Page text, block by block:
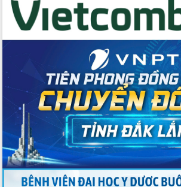
Huy giữ chức Bí thư Đảng ủy Ủy Ban
Nhân dân tỉnh
Bệnh án điện tử thúc đẩy chuyển đổi
Chuyển đổi số thư viện: Mở rộng
không gian tri thức trong thời đại số
Đánh giá, rút kinh nghiệm công tác tổ
chức diễn tập trước ngày bầu cử
Chương trình “Gặp gỡ hữu nghị –
Friendship Meeting New Year 2026”
Bầu cử Quốc hội và HĐND: Cử tri Đắk
Lắk gửi gắm niềm tin, kỳ vọng vào lá
phiếu
Đắk Lắk sẵn sàng các điều kiện cho